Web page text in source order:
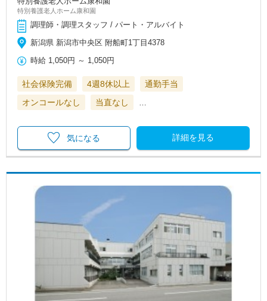
特別養護老人ホーム康和園
調理師・調理スタッフ / パート・アルバイト
新潟県 新潟市中央区 附船町1丁目4378
時給 1,050円 ～ 1,050円
社会保険完備 4週8休以上
通勤手当
オンコールなし
当直なし …
詳細を見る
気になる